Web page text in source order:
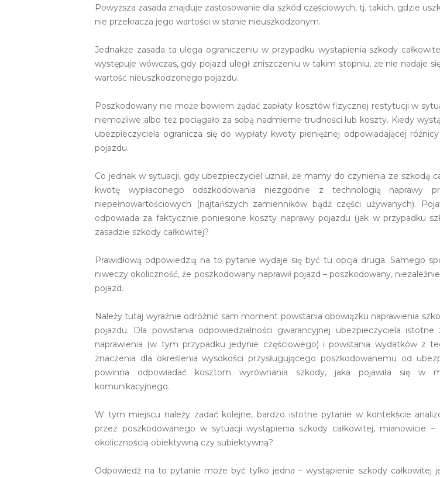
Powyższa zasada znajduje zastosowanie dla szkód częściowych, tj. takich, gdzie
nie przekracza jego wartości w stanie nieuszkodzonym.
Jednakże zasada ta ulega ograniczeniu w przypadku wystąpienia szkody
występuje wówczas, gdy pojazd uległ zniszczeniu w takim stopniu, że nie nadaje
wartość nieuszkodzonego pojazdu.
Poszkodowany nie może bowiem żądać zapłaty kosztów fizycznej restytucji w
niemożliwe albo też pociągało za sobą nadmierne trudności lub koszty. Kiedy
ubezpieczyciela ogranicza się do wypłaty kwoty pieniężnej odpowiadającej
pojazdu.
Co jednak w sytuacji, gdy ubezpieczyciel uznał, że mamy do czynienia ze szkodą
kwotę wypłaconego odszkodowania niezgodnie z technologią naprawy
niepełnowartościowych (najtańszych zamienników bądź części używanych).
odpowiada za faktycznie poniesione koszty naprawy pojazdu (jak w przypadku
zasadzie szkody całkowitej?
Prawidłową odpowiedzią na to pytanie wydaje się być tu opcja druga. Samego
niweczy okoliczność, że poszkodowany naprawił pojazd – poszkodowany,
pojazd.
Należy tutaj wyraźnie odróżnić sam moment powstania obowiązku naprawienia
pojazdu. Dla powstania odpowiedzialności gwarancyjnej ubezpieczyciela
naprawienia (w tym przypadku jedynie częściowego) i powstania wydatków z
znaczenia dla określenia wysokości przysługującego poszkodowanemu od
powinna odpowiadać kosztom wyrównania szkody, jaka pojawiła się w
komunikacyjnego.
W tym miejscu należy zadać kolejne, bardzo istotne pytanie w kontekście
przez poszkodowanego w sytuacji wystąpienia szkody całkowitej, mianowicie
okolicznością obiektywną czy subiektywną?
Odpowiedź na to pytanie może być tylko jedna – wystąpienie szkody całkowitej